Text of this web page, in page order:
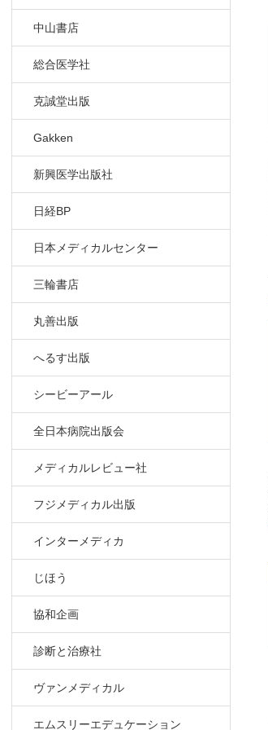
中山書店
総合医学社
克誠堂出版
Gakken
新興医学出版社
日経BP
日本メディカルセンター
三輪書店
丸善出版
へるす出版
シービーアール
全日本病院出版会
メディカルレビュー社
フジメディカル出版
インターメディカ
じほう
協和企画
診断と治療社
ヴァンメディカル
エムスリーエデュケーション